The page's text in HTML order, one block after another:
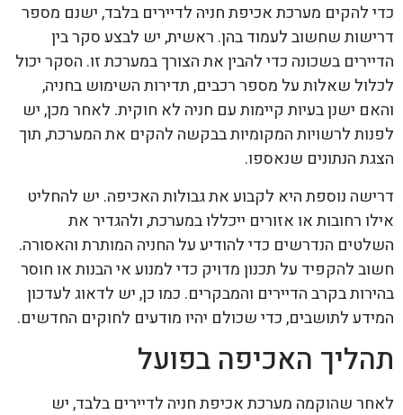
כדי להקים מערכת אכיפת חניה לדיירים בלבד, ישנם מספר
דרישות שחשוב לעמוד בהן. ראשית, יש לבצע סקר בין
הדיירים בשכונה כדי להבין את הצורך במערכת זו. הסקר יכול
לכלול שאלות על מספר רכבים, תדירות השימוש בחניה,
והאם ישנן בעיות קיימות עם חניה לא חוקית. לאחר מכן, יש
לפנות לרשויות המקומיות בבקשה להקים את המערכת, תוך
הצגת הנתונים שנאספו.
דרישה נוספת היא לקבוע את גבולות האכיפה. יש להחליט
אילו רחובות או אזורים ייכללו במערכת, ולהגדיר את
השלטים הנדרשים כדי להודיע על החניה המותרת והאסורה.
חשוב להקפיד על תכנון מדויק כדי למנוע אי הבנות או חוסר
בהירות בקרב הדיירים והמבקרים. כמו כן, יש לדאוג לעדכון
המידע לתושבים, כדי שכולם יהיו מודעים לחוקים החדשים.
תהליך האכיפה בפועל
לאחר שהוקמה מערכת אכיפת חניה לדיירים בלבד, יש